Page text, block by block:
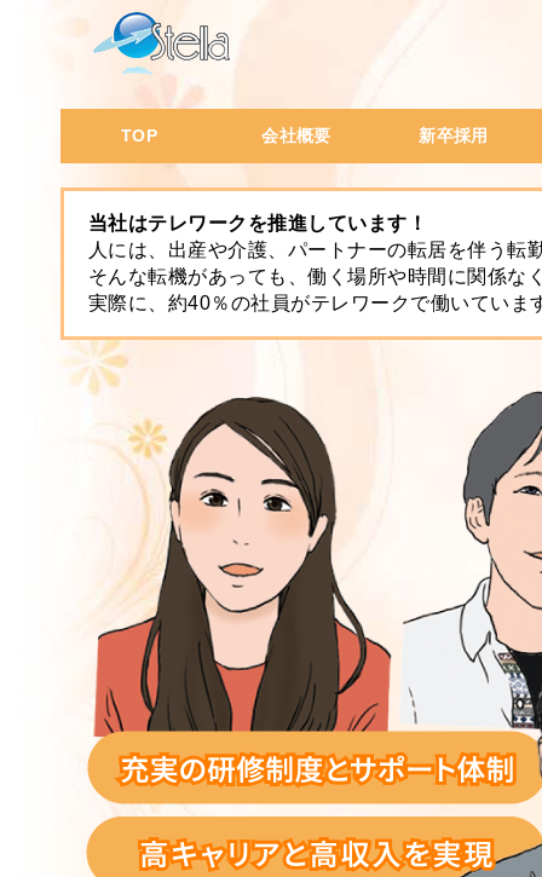
TOP 会社概要
会社概要・沿革
代表挨拶
会社の特徴
会社風土
社員データ
新卒採用
当社はテレワークを推進しています！
人には、出産や介護、パートナーの転居を伴う転
そんな転機があっても、働く場所や時間に関係な
実際に、約40％の社員がテレワークで働いてい